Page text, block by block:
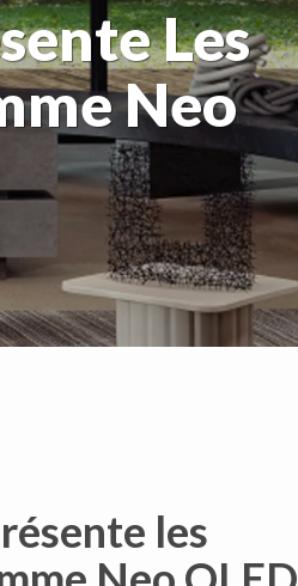
Les
Neo
les